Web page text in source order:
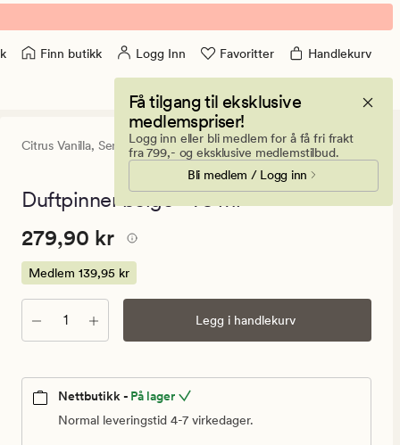
Finn butikk Logg Inn Favoritter Handlekurv
Få tilgang til eksklusive
medlemspriser!
Logg inn eller bli medlem for å få fri frakt
fra 799,- og eksklusive medlemstilbud.
Bli medlem / Logg inn
Citrus Vanilla, Sense the Moment
en
5
Duftpinner beige - 75 ml
Pris
279,90
kr.
Medlem
139,95
kr
Pris 279,90 kr
279,90 kr
Medlem 139,95 kr
Antall Legg i handlekurv
Nettbutikk - På lager
Normal leveringstid 4-7 virkedager.